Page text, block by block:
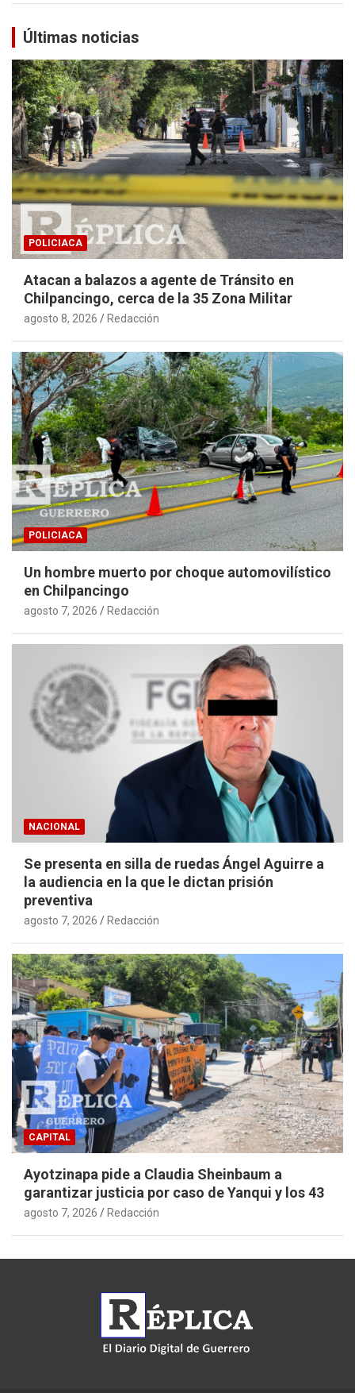
Últimas noticias
POLICIACA
Atacan a balazos a agente de Tránsito en
Chilpancingo, cerca de la 35 Zona Militar
agosto 8, 2026 Redacción
POLICIACA
Un hombre muerto por choque automovilístico
en Chilpancingo
agosto 7, 2026 Redacción
NACIONAL
Se presenta en silla de ruedas Ángel Aguirre a
la audiencia en la que le dictan prisión
preventiva
agosto 7, 2026 Redacción
CAPITAL
Ayotzinapa pide a Claudia Sheinbaum a
garantizar justicia por caso de Yanqui y los 43
agosto 7, 2026 Redacción